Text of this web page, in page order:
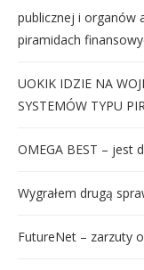
publicznej i organów
piramidach
UOKIK IDZIE NA
SYSTEMÓW TYPU
OMEGA BEST – jest
Wygrałem drugą
FutureNet – zarzuty